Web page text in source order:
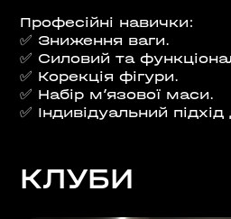
Професійні навички:
✅ Зниження ваги.
✅ Силовий та
✅ Корекція фігури.
✅ Набір м’язової маси.
✅ Індивідуальний
КЛУБИ